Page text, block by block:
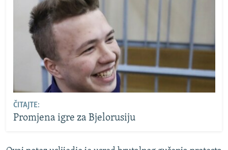
ČITAJTE:
Promjena igre za Bjelorusiju